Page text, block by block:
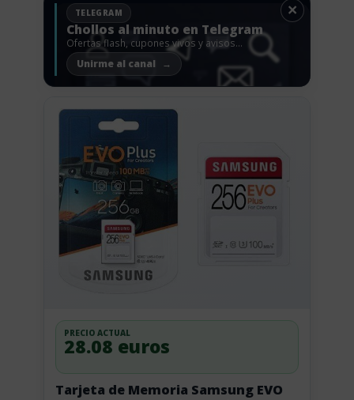
×
TELEGRAM
Chollos al minuto en Telegram
Ofertas flash, cupones vivos y avisos
antes de que vuelen.
Unirme al canal
Tarjeta de Memoria Samsung EVO
PRECIO ACTUAL
28.08 euros